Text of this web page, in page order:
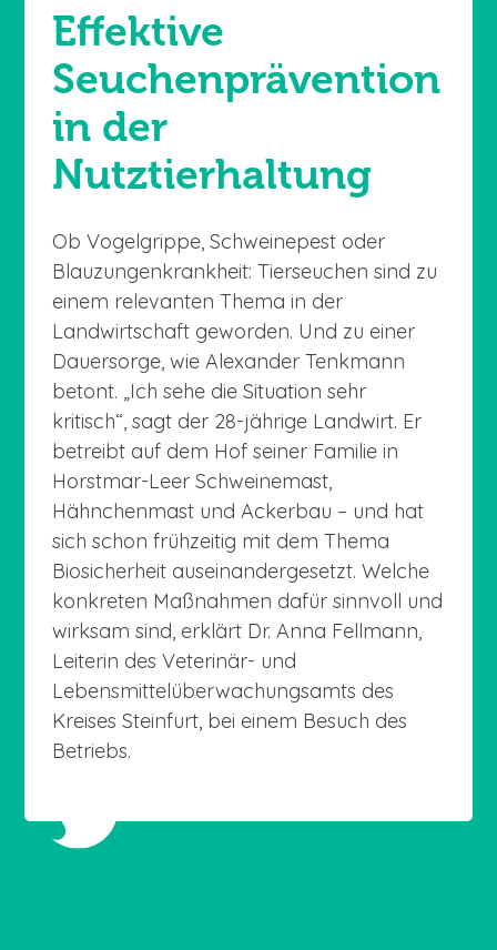
Effektive
Seuchenprävention
in der
Nutztierhaltung
Ob Vogelgrippe, Schweinepest oder
Blauzungenkrankheit: Tierseuchen sind zu
einem relevanten Thema in der
Landwirtschaft geworden. Und zu einer
Dauersorge, wie Alexander Tenkmann
betont. „Ich sehe die Situation sehr
kritisch“, sagt der 28-jährige Landwirt. Er
betreibt auf dem Hof seiner Familie in
Horstmar-Leer Schweinemast,
Hähnchenmast und Ackerbau – und hat
sich schon frühzeitig mit dem Thema
Biosicherheit auseinandergesetzt. Welche
konkreten Maßnahmen dafür sinnvoll und
wirksam sind, erklärt Dr. Anna Fellmann,
Leiterin des Veterinär- und
Lebensmittelüberwachungsamts des
Kreises Steinfurt, bei einem Besuch des
Betriebs.